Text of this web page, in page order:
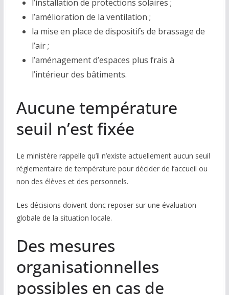
l’installation de protections solaires ;
l’amélioration de la ventilation ;
la mise en place de dispositifs de brassage de
l’air ;
l’aménagement d’espaces plus frais à
l’intérieur des bâtiments.
Aucune température
seuil n’est fixée
Le ministère rappelle qu’il n’existe actuellement aucun seuil
réglementaire de température pour décider de l’accueil ou
non des élèves et des personnels.
Les décisions doivent donc reposer sur une évaluation
globale de la situation locale.
Des mesures
organisationnelles
possibles en cas de